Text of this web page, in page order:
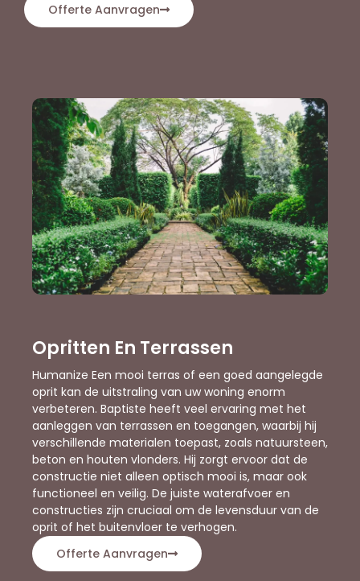
Offerte Aanvragen
Opritten En Terrassen
Humanize Een mooi terras of een goed aangelegde
oprit kan de uitstraling van uw woning enorm
verbeteren. Baptiste heeft veel ervaring met het
aanleggen van terrassen en toegangen, waarbij hij
verschillende materialen toepast, zoals natuursteen,
beton en houten vlonders. Hij zorgt ervoor dat de
constructie niet alleen optisch mooi is, maar ook
functioneel en veilig. De juiste waterafvoer en
constructies zijn cruciaal om de levensduur van de
oprit of het buitenvloer te verhogen.
Offerte Aanvragen